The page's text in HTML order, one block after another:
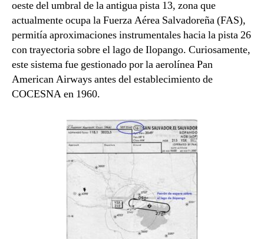
oeste del umbral de la antigua pista 13, zona que
actualmente ocupa la Fuerza Aérea Salvadoreña (FAS),
permitía aproximaciones instrumentales hacia la pista 26
con trayectoria sobre el lago de Ilopango. Curiosamente,
este sistema fue gestionado por la aerolínea Pan
American Airways antes del establecimiento de
COCESNA en 1960.